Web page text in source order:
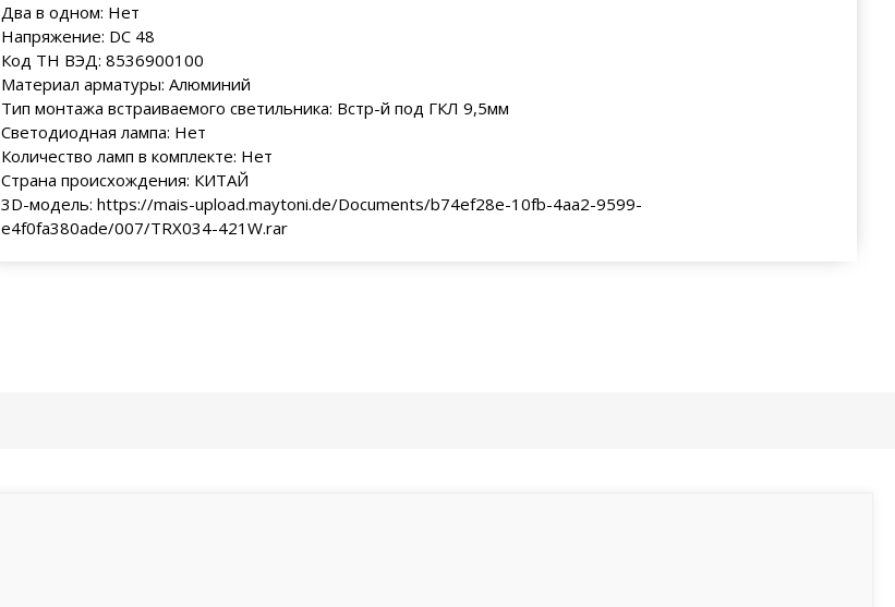
Два в одном: Нет
Напряжение: DC 48
Код ТН ВЭД: 8536900100
Материал арматуры: Алюминий
Тип монтажа встраиваемого светильника: Встр-й под ГКЛ 9,5мм
Светодиодная лампа: Нет
Количество ламп в комплекте: Нет
Страна происхождения: КИТАЙ
3D-модель: https://mais-upload.maytoni.de/Documents/b74ef28e-10fb-4aa2-9599-
e4f0fa380ade/007/TRX034-421W.rar